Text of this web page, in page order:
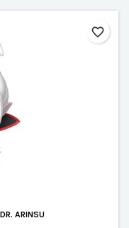
ARINSU
favorite_border